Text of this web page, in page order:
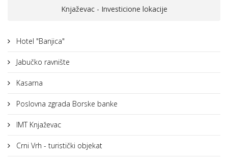
Knjaževac - Investicione lokacije
Hotel "Banjica"
Jabučko ravnište
Kasarna
Poslovna zgrada Borske banke
IMT Knjaževac
Crni Vrh - turistički objekat